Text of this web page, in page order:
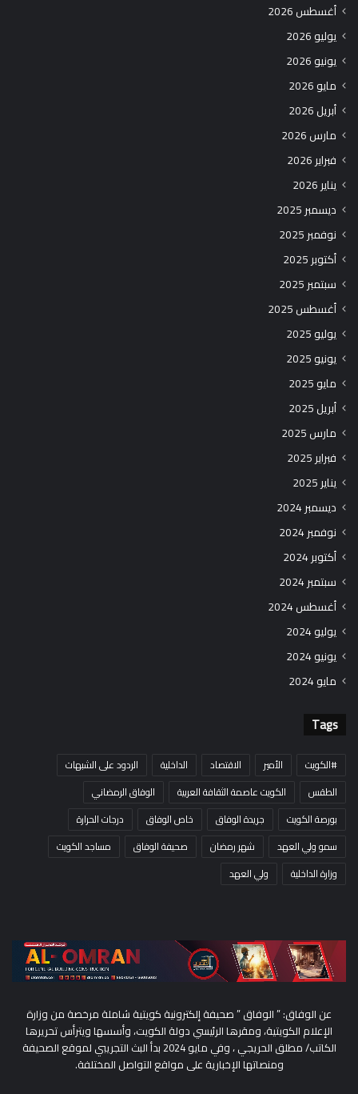
أغسطس 2026
يوليو 2026
يونيو 2026
مايو 2026
أبريل 2026
مارس 2026
فبراير 2026
يناير 2026
ديسمبر 2025
نوفمبر 2025
أكتوبر 2025
سبتمبر 2025
أغسطس 2025
يوليو 2025
يونيو 2025
مايو 2025
أبريل 2025
مارس 2025
فبراير 2025
يناير 2025
ديسمبر 2024
نوفمبر 2024
أكتوبر 2024
سبتمبر 2024
أغسطس 2024
يوليو 2024
يونيو 2024
مايو 2024
Tags
#الكويت الأمير الاقتصاد الداخلية
الردود على الشبهات
الطقس
الكويت عاصمة الثقافة العربية
الوفاق الرمضاني
بورصة الكويت
جريدة الوفاق خاص الوفاق
درجات الحرارة
سمو ولي العهد
شهر رمضان صحيفة الوفاق
مساجد الكويت
وزارة الداخلية
ولي العهد
عن الوفاق: ” الوفاق ” صحيفة إلكترونية كويتية شاملة مرخصة من وزارة
الإعلام الكويتية، ومقرها الرئيسي دولة الكويت، وأسسها ويترأس تحريرها
الكاتب/ مطلق الحريجي ، وفي مايو 2024 بدأ البث التجريبي لموقع الصحيفة
ومنصاتها الإخبارية على مواقع التواصل المختلفة.